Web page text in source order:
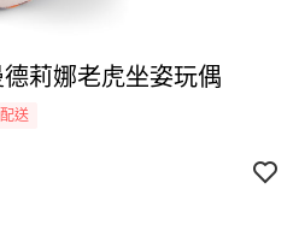
莉娜老虎坐姿玩偶
送